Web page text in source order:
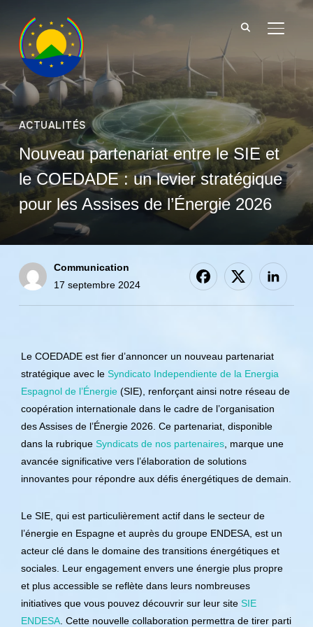
ACTUALITÉS
Nouveau partenariat entre le SIE et
le COEDADE : un levier stratégique
pour les Assises de l’Énergie 2026
Communication
17 septembre 2024
Le COEDADE est fier d’annoncer un nouveau partenariat
stratégique avec le Syndicato Independiente de la Energia
Espagnol de l’Énergie (SIE), renforçant ainsi notre réseau de
coopération internationale dans le cadre de l’organisation
des Assises de l’Énergie 2026. Ce partenariat, disponible
dans la rubrique Syndicats de nos partenaires , marque une
avancée significative vers l’élaboration de solutions
innovantes pour répondre aux défis énergétiques de demain.
Le SIE, qui est particulièrement actif dans le secteur de
l’énergie en Espagne et auprès du groupe ENDESA, est un
acteur clé dans le domaine des transitions énergétiques et
sociales. Leur engagement envers une énergie plus propre
et plus accessible se reflète dans leurs nombreuses
initiatives que vous pouvez découvrir sur leur site SIE
ENDESA . Cette nouvelle collaboration permettra de tirer parti